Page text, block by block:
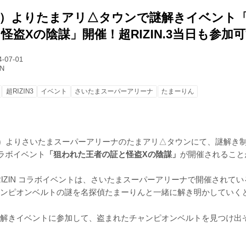
よりたまアリ△タウンで謎解きイベント
盗Xの陰謀」開催！超RIZIN.3当日も参加
07-01
超RIZIN3 イベント さいたまスーパーアリーナ たまーりん
よりさいたまスーパーアリーナのたまアリ△タウンにて、謎解き
ボイベント
「狙われた王者の証と怪盗Xの陰謀」 が開催されるこ
コラボイベントは、さいたまスーパーアリーナで開催されて
ピオンベルトの謎を名探偵たまーりんと一緒に解き明かしていく
きイベントに参加して、盗まれたチャンピオンベルトを見つけ出